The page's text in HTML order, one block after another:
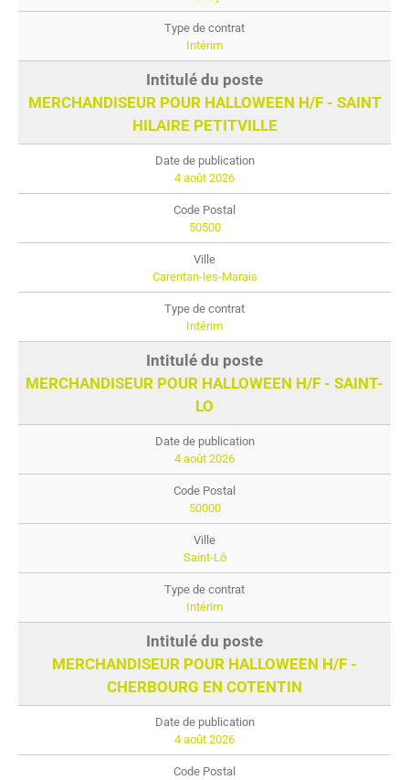
Intérim
MERCHANDISEUR POUR HALLOWEEN H/F - SAINT
HILAIRE PETITVILLE
4 août 2026
50500
Carentan-les-Marais
Intérim
MERCHANDISEUR POUR HALLOWEEN H/F - SAINT-
LO
4 août 2026
50000
Saint-Lô
Intérim
MERCHANDISEUR POUR HALLOWEEN H/F -
CHERBOURG EN COTENTIN
4 août 2026